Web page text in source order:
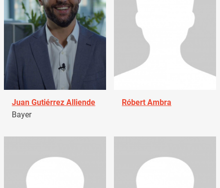
Juan Gutiérrez Alliende
Bayer
Róbert Ambra